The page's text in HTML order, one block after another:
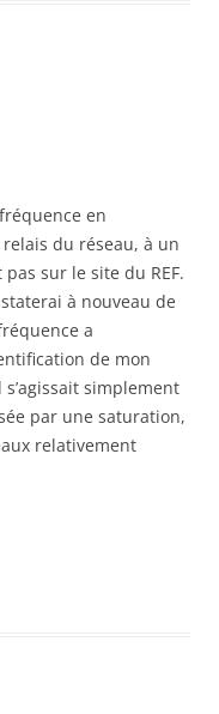
en
du réseau, à un
sur le site du REF.
à nouveau de
a
de mon
s’agissait simplement
par une saturation,
relativement